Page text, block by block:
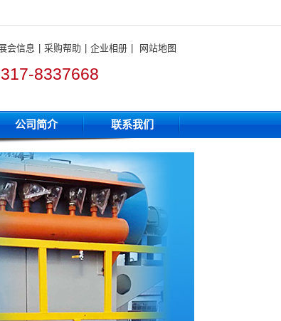
会信息 采购帮助 企业相册 网站地图
8337668
公司简介 联系我们